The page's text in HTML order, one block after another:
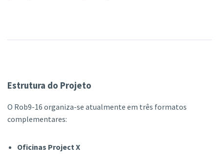
Estrutura do Projeto
O Rob9-16 organiza-se atualmente em três formatos
complementares:
Oficinas Project X